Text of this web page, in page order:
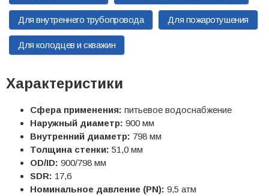
Для внутреннего трубопровода Для пожаротушения
Для колодцев и скважин
Характеристики
Сфера применения: питьевое водоснабжение
Наружный диаметр: 900 мм
Внутренний диаметр: 798 мм
Толщина стенки: 51,0 мм
OD/ID: 900/798 мм
SDR: 17,6
Номинальное давление (PN): 9,5 атм